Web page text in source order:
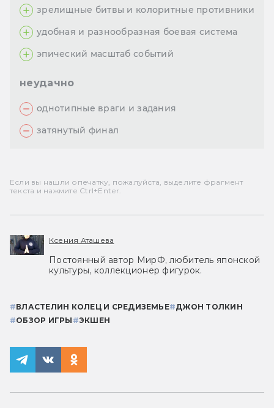
зрелищные битвы и колоритные противники
удобная и разнообразная боевая система
эпический масштаб событий
неудачно
однотипные враги и задания
затянутый финал
Если вы нашли опечатку, пожалуйста, выделите фрагмент
текста и нажмите Ctrl+Enter.
Ксения Аташева
Постоянный автор МирФ, любитель японской
культуры, коллекционер фигурок.
#ВЛАСТЕЛИН КОЛЕЦ И СРЕДИЗЕМЬЕ#ДЖОН ТОЛКИН
#ОБЗОР ИГРЫ #ЭКШЕН